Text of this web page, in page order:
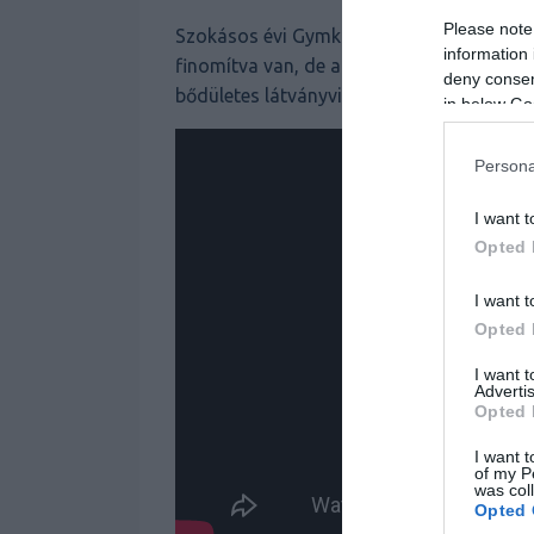
Please
information
deny
in below
I want
Opted
I want
Opted
I want
Opted
I want
of my
was
Opted
Szokásos évi Gymkhanánkat add meg
finomítva van, de az alapok nem
bődületes látványvilágra számíthatunk.